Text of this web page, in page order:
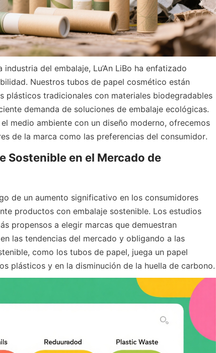
Nuestros tubos de papel cosmético están
plásticos tradicionales con materiales biodegradables
demanda de soluciones de embalaje ecológicas.
medio ambiente con un diseño moderno, ofrecemos
de la marca como las preferencias del consumidor.
Sostenible en el Mercado de
productos con embalaje sostenible. Los estudios
propensos a elegir marcas que demuestran
las tendencias del mercado y obligando a las
como los tubos de papel, juega un papel